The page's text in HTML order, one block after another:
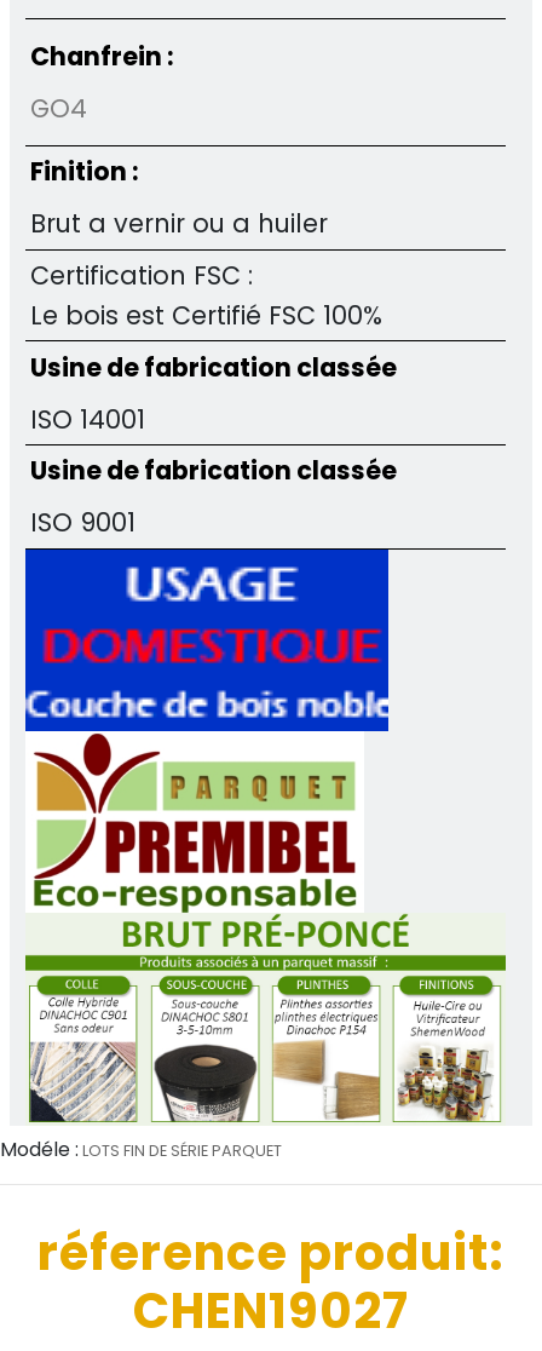
Chanfrein :
GO4
Finition :
Brut a vernir ou a huiler
Certification FSC :
Le bois est Certifié FSC 100%
Usine de fabrication classée
ISO 14001
Usine de fabrication classée
ISO 9001
Modéle : LOTS FIN DE SÉRIE PARQUET
réference produit:
CHEN19027